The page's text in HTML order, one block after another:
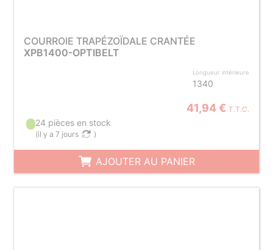
COURROIE TRAPÉZOÏDALE CRANTÉE
XPB1400-OPTIBELT
Longueur intérieure
1340
41,94 € T.T.C.
24 pièces en stock
(il y a 7 jours )
AJOUTER AU PANIER